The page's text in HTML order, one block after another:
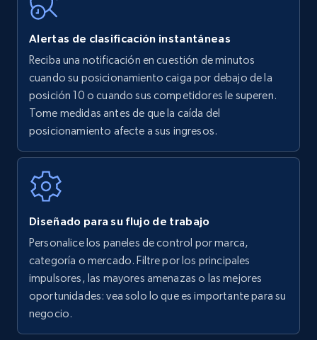
Alertas de clasificación instantáneas
Reciba una notificación en cuestión de minutos
cuando su posicionamiento caiga por debajo de la
posición 10 o cuando sus competidores le superen.
Tome medidas antes de que la caída del
posicionamiento afecte a sus ingresos.
Diseñado para su flujo de trabajo
Personalice los paneles de control por marca,
categoría o mercado. Filtre por los principales
impulsores, las mayores amenazas o las mejores
oportunidades: vea solo lo que es importante para su
negocio.